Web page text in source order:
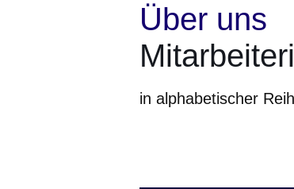
Über uns
in alphabetischer